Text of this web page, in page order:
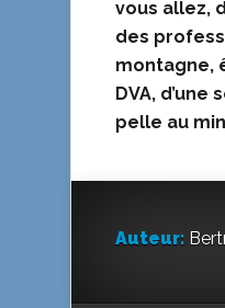
vous allez,
des
montagne,
DVA, d’une
pelle au
Auteur: